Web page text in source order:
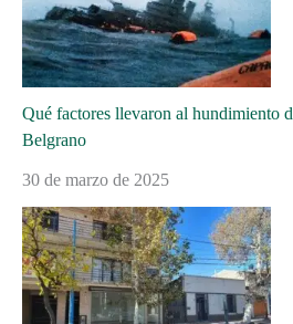
Qué factores llevaron al hundimiento
Belgrano
30 de marzo de 2025